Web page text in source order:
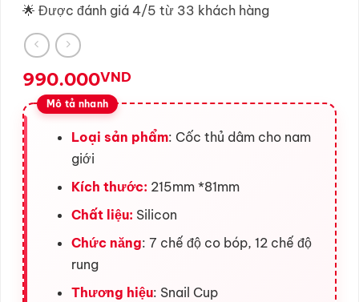
🌟 Được đánh giá 4/5 từ 33 khách hàng
990.000VND
Loại sản phẩm: Cốc thủ dâm cho nam
giới
Kích thước: 215mm *81mm
Chất liệu: Silicon
Chức năng: 7 chế độ co bóp, 12 chế độ
rung
Thương hiệu: Snail Cup